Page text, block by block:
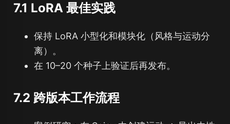
7.1 LoRA 最佳实践
保持 LoRA 小型化和模块化（风格与运动分
离）。
在 10–20 个种子上验证后再发布。
7.2 跨版本工作流程